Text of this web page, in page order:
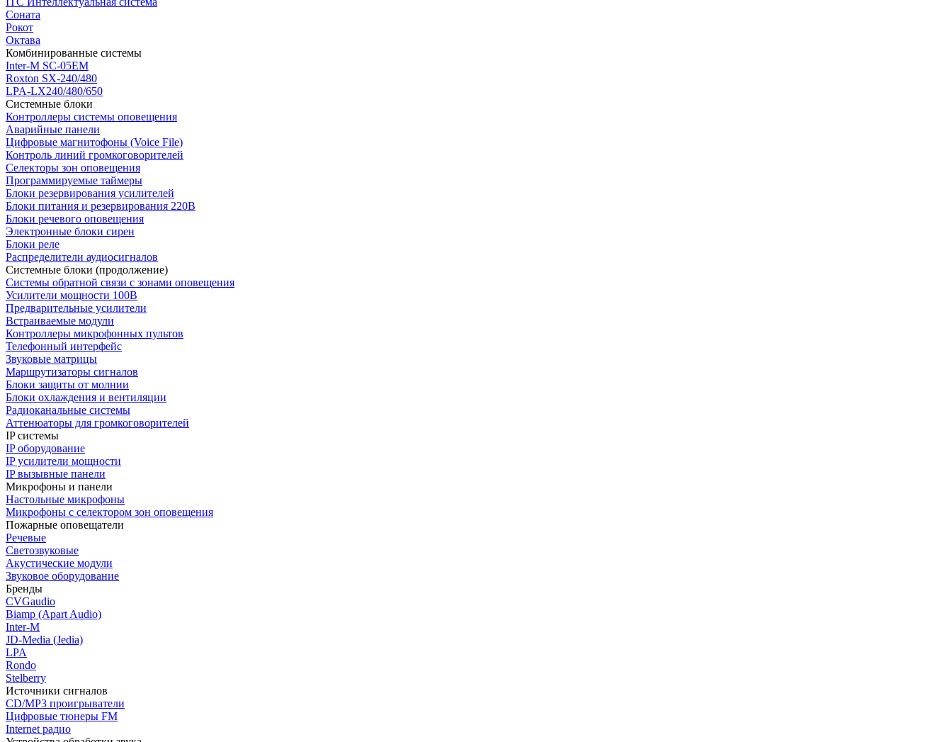
Соната
Рокот
Октава
Комбинированные системы
Inter-M SC-05EM
Roxton SX-240/480
LPA-LX240/480/650
Системные блоки
Контроллеры системы оповещения
Аварийные панели
Цифровые магнитофоны (Voice File)
Контроль линий громкоговорителей
Селекторы зон оповещения
Программируемые таймеры
Блоки резервирования усилителей
Блоки питания и резервирования 220В
Блоки речевого оповещения
Электронные блоки сирен
Блоки реле
Распределители аудиосигналов
Системные блоки (продолжение)
Системы обратной связи с зонами оповещения
Усилители мощности 100В
Предварительные усилители
Встраиваемые модули
Контроллеры микрофонных пультов
Телефонный интерфейс
Звуковые матрицы
Маршрутизаторы сигналов
Блоки защиты от молнии
Блоки охлаждения и вентиляции
Радиоканальные системы
Аттенюаторы для громкоговорителей
IP системы
IP оборудование
IP усилители мощности
IP вызывные панели
Микрофоны и панели
Настольные микрофоны
Микрофоны с селектором зон оповещения
Пожарные оповещатели
Речевые
Светозвуковые
Акустические модули
Звуковое оборудование
Бренды
CVGaudio
Biamp (Apart Audio)
Inter-M
JD-Media (Jedia)
LPA
Rondo
Stelberry
Источники сигналов
CD/MP3 проигрыватели
Цифровые тюнеры FM
Internet радио